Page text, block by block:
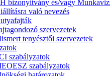
bizonyítvány és/vagy
való nevezés
szervezetek
tenyésztői szervezetek
szabályzatok
szabályzatok